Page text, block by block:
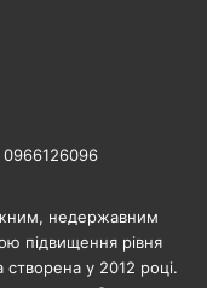
недержавним
підвищення рівня
створена у 2012 році.